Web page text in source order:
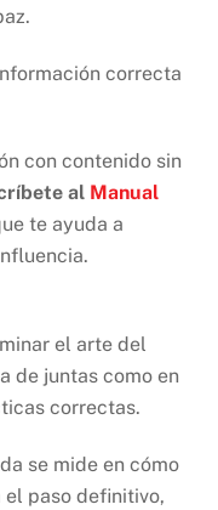
correcta
con contenido sin
al Manual
te ayuda a
el arte del
de juntas como en
correctas.
se mide en cómo
el paso definitivo,